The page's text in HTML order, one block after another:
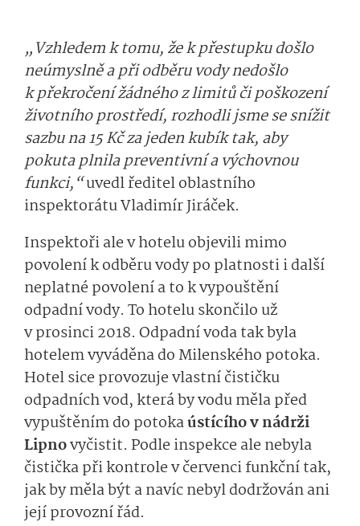
„Vzhledem k tomu, že k přestupku došlo
neúmyslně a při odběru vody nedošlo
k překročení žádného z limitů či poškození
životního prostředí, rozhodli jsme se snížit
sazbu na 15 Kč za jeden kubík tak, aby
pokuta plnila preventivní a výchovnou
funkci,“uvedl ředitel oblastního
inspektorátu Vladimír Jiráček.
Inspektoři ale v hotelu objevili mimo
povolení k odběru vody po platnosti i další
neplatné povolení a to k vypouštění
odpadní vody. To hotelu skončilo už
v prosinci 2018. Odpadní voda tak byla
hotelem vyváděna do Milenského potoka.
Hotel sice provozuje vlastní čističku
odpadních vod, která by vodu měla před
vypuštěním do potokaústícího v nádrži
Lipnovyčistit. Podle inspekce ale nebyla
čistička při kontrole v červenci funkční tak,
jak by měla být a navíc nebyl dodržován ani
její provozní řád.